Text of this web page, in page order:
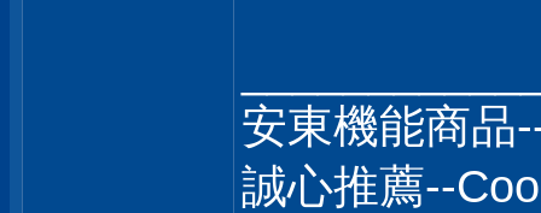
安東機能商品
誠心推薦--